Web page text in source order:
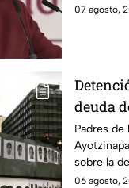
momento.
07 agosto,
deuda
Padres
sobre la
en el
06 agosto,